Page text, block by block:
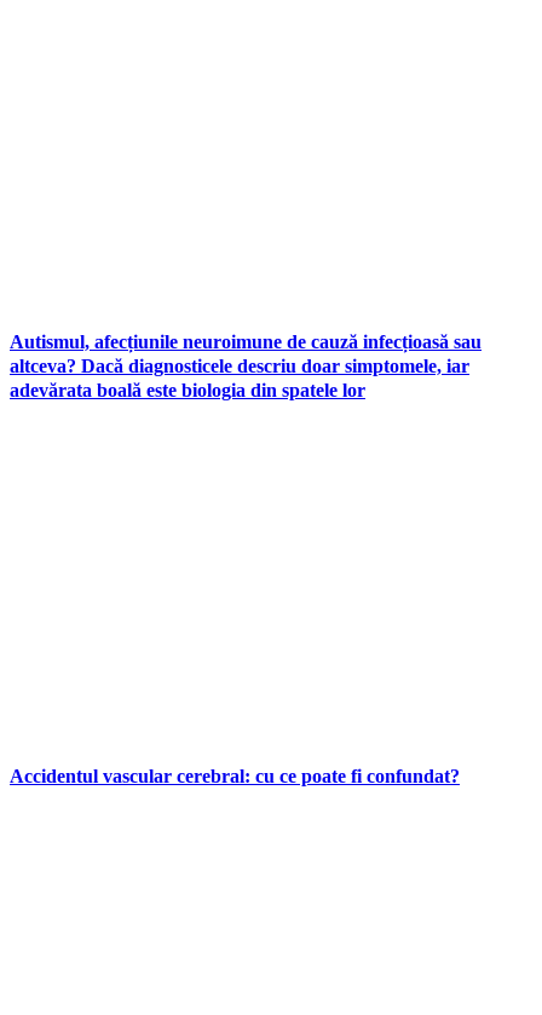
Autismul, afecțiunile neuroimune de cauză infecțioasă sau
altceva? Dacă diagnosticele descriu doar simptomele, iar
adevărata boală este biologia din spatele lor
Accidentul vascular cerebral: cu ce poate fi confundat?